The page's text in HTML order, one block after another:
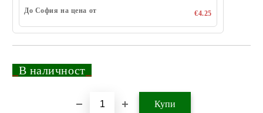
До София на цена от
€4.25
В наличност